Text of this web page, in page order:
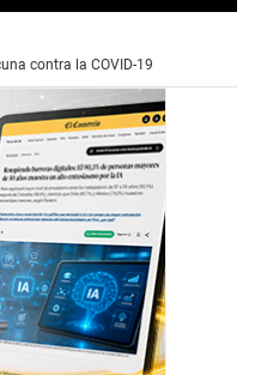
contra la COVID-19